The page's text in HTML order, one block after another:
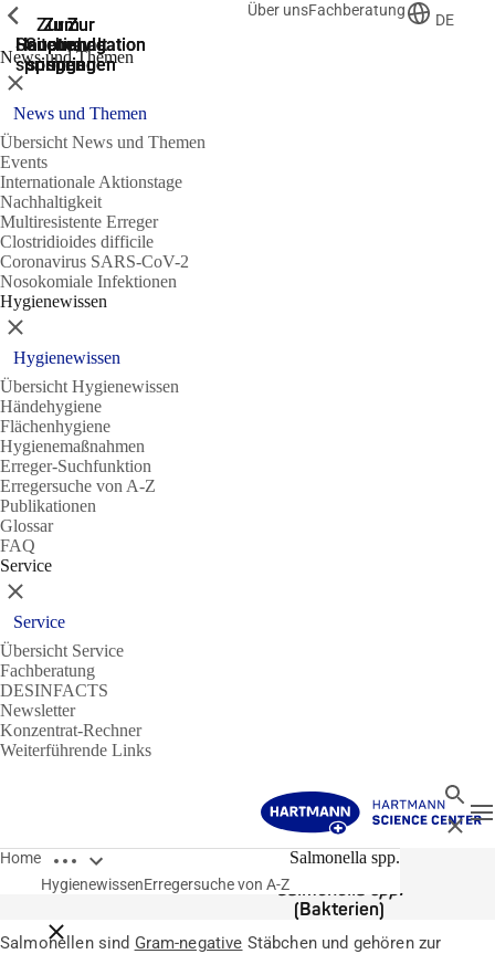
Zur
Suche
springen
Zur
Hauptnavigation
springen
Zur
Hauptnavigation
springen
Zum
Hauptinhalt
springen
Zum
Seitenende
springen
Über unsFachberatung
DE
News und Themen
Zeige vorherige
Schließen
News und Themen
Übersicht News und Themen
Events
Internationale Aktionstage
Nachhaltigkeit
Multiresistente Erreger
Clostridioides difficile
Coronavirus SARS-CoV-2
Nosokomiale Infektionen
Hygienewissen
Zeige vorherige
Schließen
Hygienewissen
Übersicht Hygienewissen
Händehygiene
Flächenhygiene
Hygienemaßnahmen
Erreger-Suchfunktion
Erregersuche von A-Z
Publikationen
Glossar
FAQ
Service
Zeige vorherige
Schließen
Service
Übersicht Service
Fachberatung
DESINFACTS
Newsletter
Konzentrat-Rechner
Weiterführende Links
Suche
Home Breadcrumbs öffnen
Breadcrumbs schließen
HygienewissenErregersuche von A-Z
Salmonella spp.
Erreger
Salmonella spp.
(Bakterien)
Salmonellen sind Gram-negative Stäbchen und gehören zur